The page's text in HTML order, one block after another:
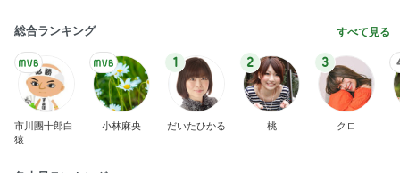
総合ランキング すべて見る
市川團十郎白
猿
小林麻央
1
だいたひかる
2
桃
3
クロ